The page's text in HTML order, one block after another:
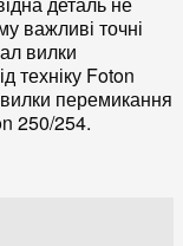
важливі точні
вилки
техніку Foton
перемикання
250/254.